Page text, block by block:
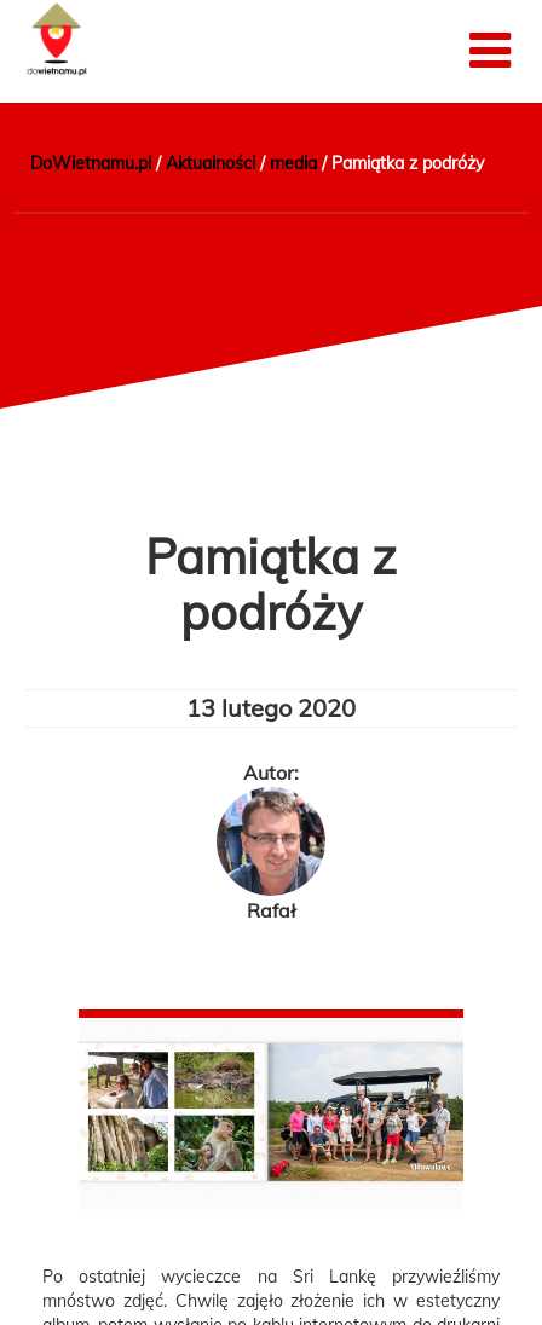
DoWietnamu.pl /Aktualności / media / Pamiątka z podróży
Pamiątka z
podróży
13 lutego 2020
Autor:
Rafał
Po ostatniej wycieczce na Sri Lankę przywieźliśmy
mnóstwo zdjęć. Chwilę zajęło złożenie ich w estetyczny